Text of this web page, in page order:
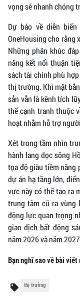
vọng sẽ nhanh chóng
Dự báo về diễn
OneHousing cho rằng
Những phân khúc
năng kết nối thuận
sách tài chính phù
thị trường. Khi mặt
sản vẫn là kênh tích
thế cạnh tranh thuộc
hoạt nhằm hỗ trợ
Xét trong tầm nhìn
hành lang dọc sông
tọa độ giàu tiềm năng
dự án hạ tầng lớn,
vực này có thể tạo ra
trung tâm cũ ra vùng
động lực quan trọng
giao dịch bất động
năm 2026 và năm
Bạn nghĩ sao về bài viết
thị trường